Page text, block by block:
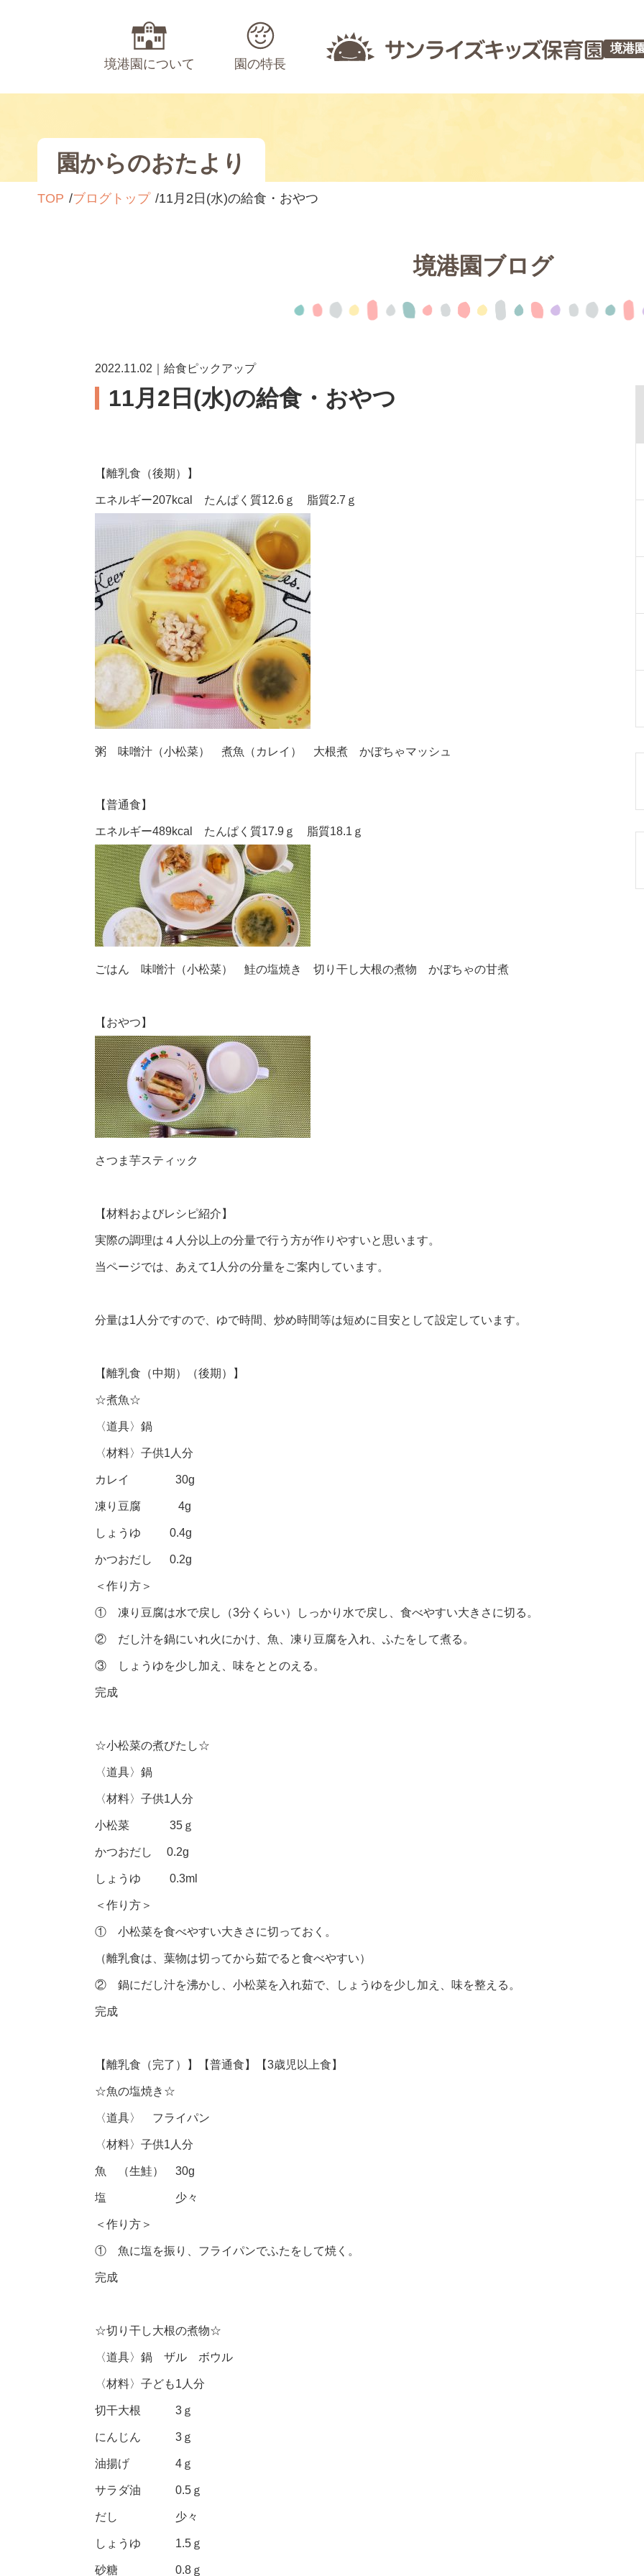
境港園について 園の特長
境港
園からのおたより
TOP ブログトップ 11月2日(水)の給食・おやつ
境港園ブログ
2022.11.02｜給食ピックアップ
11月2日(水)の給食・おやつ
【離乳食（後期）】
エネルギー207kcal たんぱく質12.6ｇ 脂質2.7ｇ
粥 味噌汁（小松菜） 煮魚（カレイ） 大根煮 かぼちゃマッシュ
【普通食】
エネルギー489kcal たんぱく質17.9ｇ 脂質18.1ｇ
ごはん 味噌汁（小松菜） 鮭の塩焼き 切り干し大根の煮物 かぼちゃの甘煮
【おやつ】
さつま芋スティック
【材料およびレシピ紹介】
実際の調理は４人分以上の分量で行う方が作りやすいと思います。
当ページでは、あえて1人分の分量をご案内しています。
分量は1人分ですので、ゆで時間、炒め時間等は短めに目安として設定しています。
【離乳食（中期）（後期）】
☆煮魚☆
〈道具〉鍋
〈材料〉子供1人分
カレイ 30g
凍り豆腐 4g
しょうゆ 0.4g
かつおだし 0.2g
＜作り方＞
① 凍り豆腐は水で戻し（3分くらい）しっかり水で戻し、食べやすい大きさに切る。
② だし汁を鍋にいれ火にかけ、魚、凍り豆腐を入れ、ふたをして煮る。
③ しょうゆを少し加え、味をととのえる。
完成
☆小松菜の煮びたし☆
〈道具〉鍋
〈材料〉子供1人分
小松菜 35ｇ
かつおだし 0.2g
しょうゆ 0.3ml
＜作り方＞
① 小松菜を食べやすい大きさに切っておく。
（離乳食は、葉物は切ってから茹でると食べやすい）
② 鍋にだし汁を沸かし、小松菜を入れ茹で、しょうゆを少し加え、味を整える。
完成
【離乳食（完了）】【普通食】【3歳児以上食】
☆魚の塩焼き☆
〈道具〉 フライパン
〈材料〉子供1人分
魚 （生鮭） 30g
塩 少々
＜作り方＞
① 魚に塩を振り、フライパンでふたをして焼く。
完成
☆切り干し大根の煮物☆
〈道具〉鍋 ザル ボウル
〈材料〉子ども1人分
切干大根 3ｇ
にんじん 3ｇ
油揚げ 4ｇ
サラダ油 0.5ｇ
だし 少々
しょうゆ 1.5ｇ
砂糖 0.8ｇ